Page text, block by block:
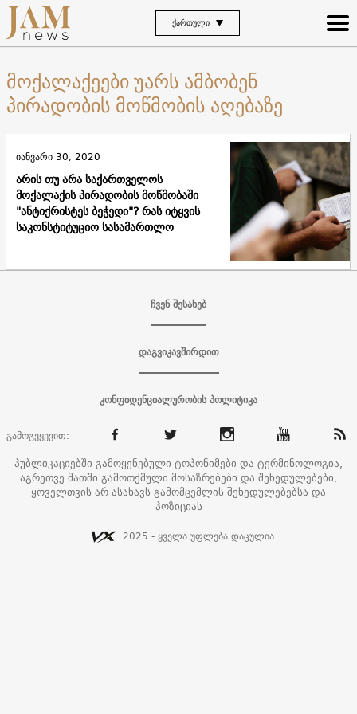
ᲥᲐᲠᲗᲣᲚᲘ
მოქალაქეები უარს ამბობენ
პირადობის მოწმობის აღებაზე
არის თუ არა საქართველოს
მოქალაქის პირადობის მოწმობაში
"ანტიქრისტეს ბეჭედი"? რას იტყვის
საკონსტიტუციო სასამართლო
იანვარი 30, 2020
ჩვენ შესახებ
დაგვიკავშირდით
კონფიდენციალურობის პოლიტიკა
გამოგვყევით:
პუბლიკაციებში გამოყენებული ტოპონიმები და ტერმინოლოგია,
აგრეთვე მათში გამოთქმული მოსაზრებები და შეხედულებები,
ყოველთვის არ ასახავს გამომცემლის შეხედულებებსა და
პოზიციას
2025 - ყველა უფლება დაცულია